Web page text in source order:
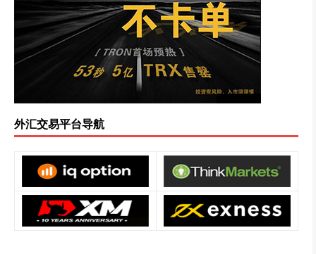
外汇交易平台导航